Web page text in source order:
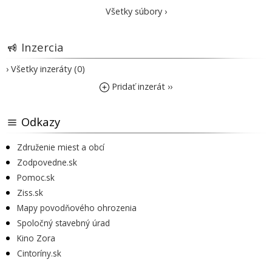
Všetky súbory ›
Inzercia
› Všetky inzeráty (0)
Pridať inzerát ››
Odkazy
Združenie miest a obcí
Zodpovedne.sk
Pomoc.sk
Ziss.sk
Mapy povodňového ohrozenia
Spoločný stavebný úrad
Kino Zora
Cintoríny.sk